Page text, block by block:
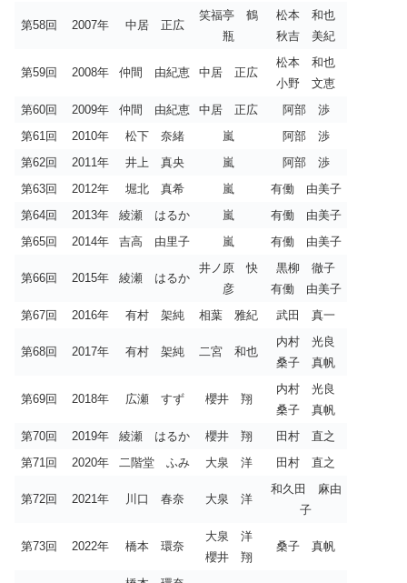
第58回 2007年 中居 正広
笑福亭 鶴
瓶
松本 和也
秋吉 美紀
第59回 2008年 仲間 由紀恵 中居 正広
松本 和也
小野 文恵
第60回
2009年 仲間 由紀恵 中居 正広
阿部 渉
第61回
2010年 松下 奈緒 嵐
阿部 渉
第62回
2011年 井上 真央 嵐
阿部 渉
第63回
2012年 堀北 真希 嵐
有働 由美子
第64回
2013年 綾瀬 はるか 嵐
有働 由美子
第65回
2014年 吉高 由里子 嵐 有働 由美子
第66回 2015年 綾瀬 はるか
井ノ原 快
彦
黒柳 徹子
有働 由美子
第67回
2016年 有村 架純 相葉 雅紀 武田 真一
第68回 2017年 有村 架純 二宮 和也
内村 光良
桑子 真帆
第69回 2018年 広瀬 すず 櫻井 翔
内村 光良
桑子 真帆
第70回
2019年 綾瀬 はるか 櫻井 翔
田村 直之
第71回
2020年 二階堂 ふみ 大泉 洋 田村 直之
第72回 2021年 川口 春奈 大泉 洋
和久田 麻由
子
第73回 2022年 橋本 環奈
大泉 洋
櫻井 翔
桑子 真帆